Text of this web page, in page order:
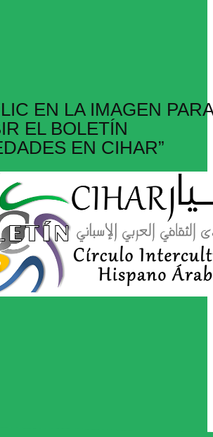
EN LA IMAGEN PARA
EL BOLETÍN
EN CIHAR”